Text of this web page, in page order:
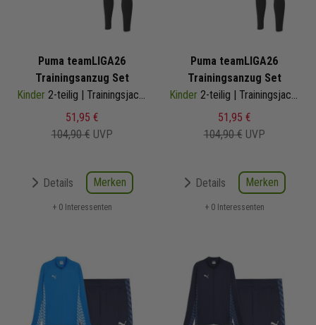
Puma teamLIGA26
Trainingsanzug Set
Kinder 2-teilig | Trainingsjacke Trainingshose
51,95 €
104,90 € UVP
Details Merken
+ 0 Interessenten
Puma teamLIGA26
Trainingsanzug Set
Kinder 2-teilig | Trainingsjacke Trainingshose
51,95 €
104,90 € UVP
Details Merken
+ 0 Interessenten